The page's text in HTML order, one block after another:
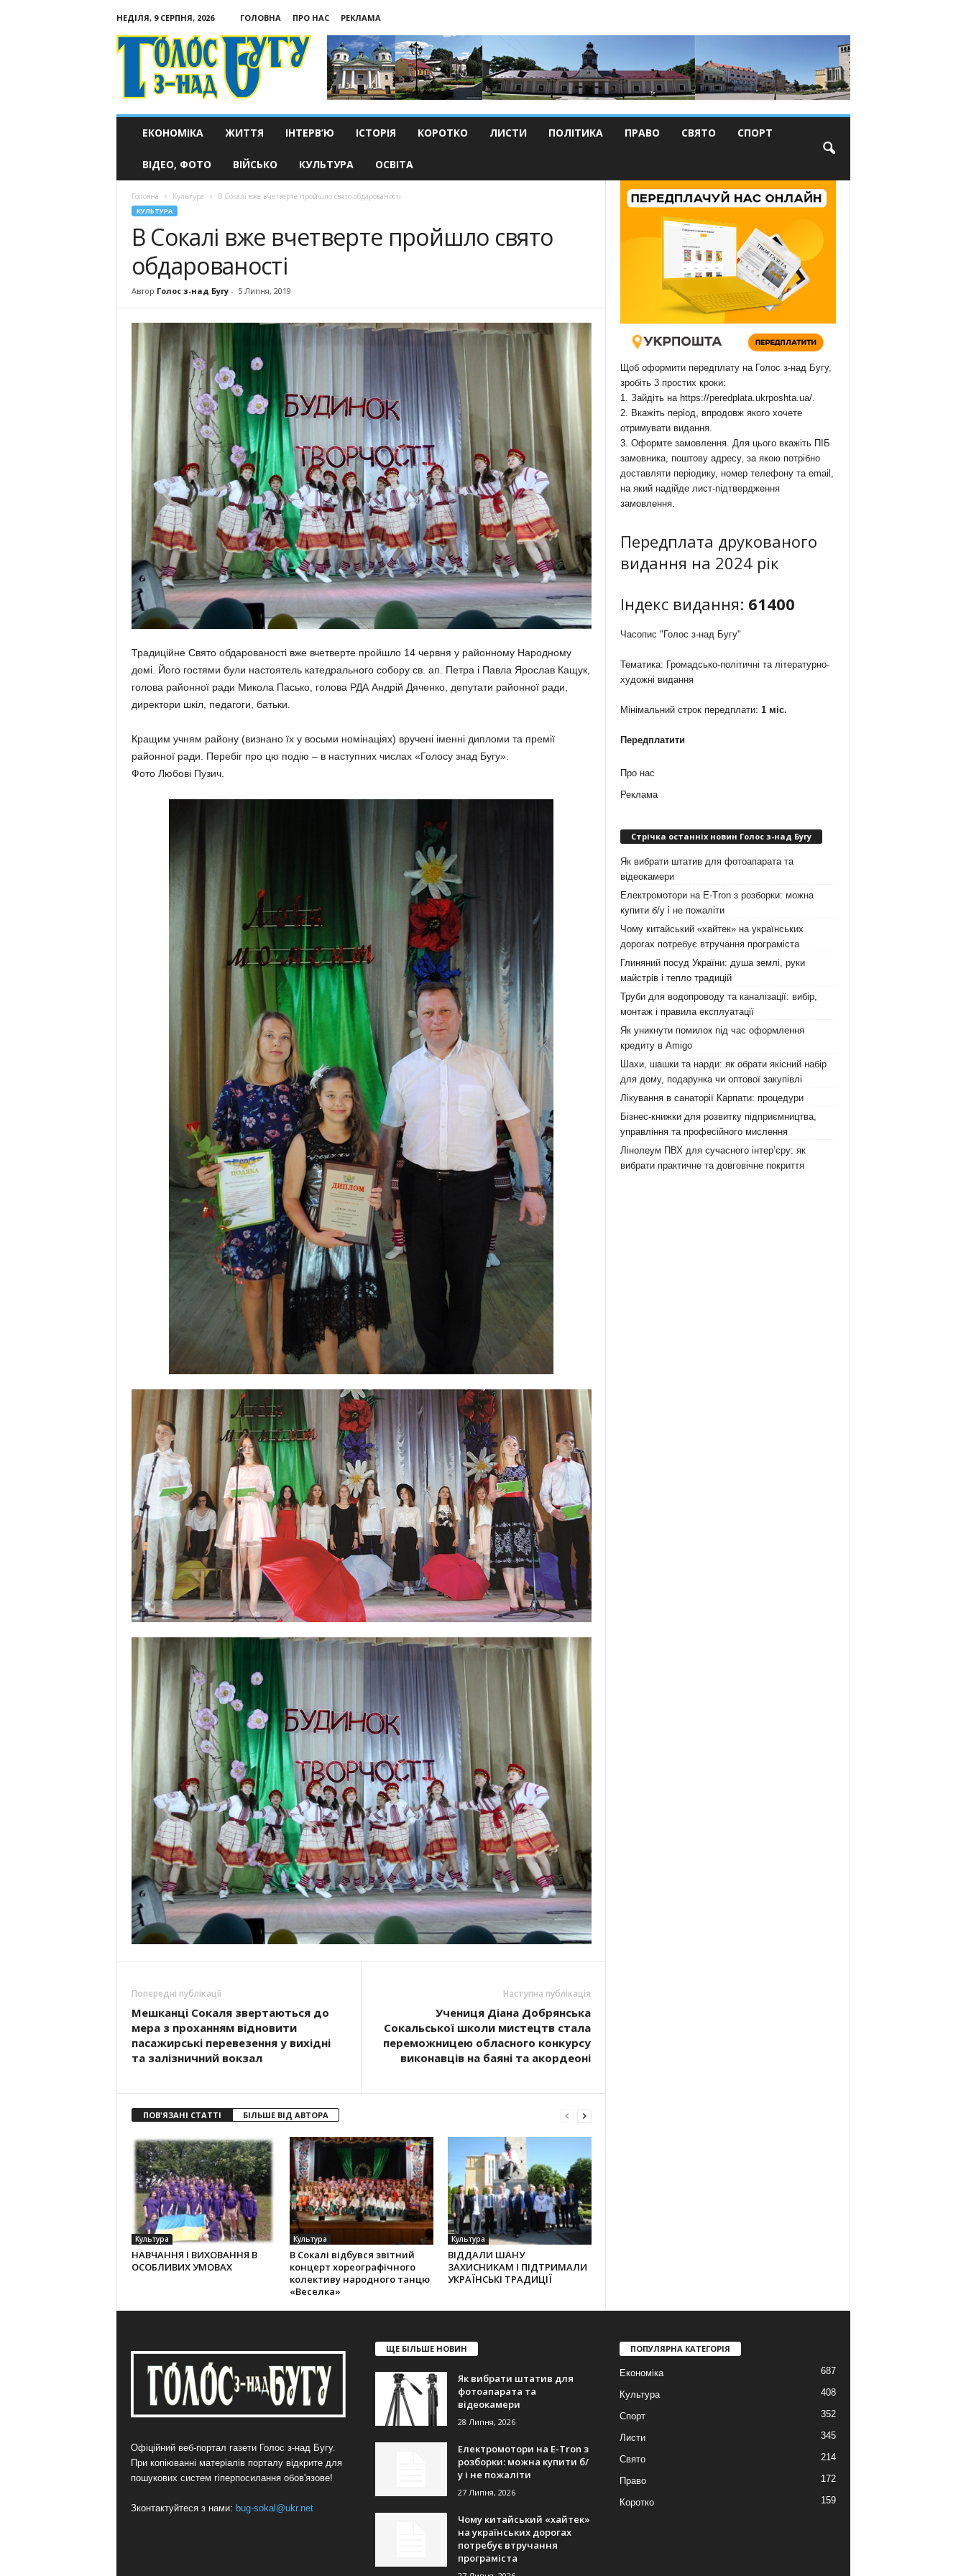
НЕДІЛЯ, 9 СЕРПНЯ, 2026 ГОЛОВНА ПРО НАС
РЕКЛАМА
Голос
з-
ЕКОНОМІКА ЖИТТЯ ІНТЕРВ’Ю ІСТОРІЯ КОРОТКО ЛИСТИ ПОЛІТИКА ПРАВО СВЯТО СПОРТ
ВІДЕО, ФОТО ВІЙСЬКО КУЛЬТУРА ОСВІТА
Головна Культура В Сокалі вже вчетверте пройшло свято обдарованості
КУЛЬТУРА
В Сокалі вже вчетверте пройшло свято
обдарованості
Автор Голос з-над Бугу- 5 Липня, 2019
Традиційне Свято обдарованості вже вчетверте пройшло 14 червня у районному Народному
домі. Його гостями були настоятель катедрального собору св. ап. Петра і Павла Ярослав Кащук,
голова районної ради Микола Пасько, голова РДА Андрій Дяченко, депутати районної ради,
директори шкіл, педагоги, батьки.
Кращим учням району (визнано їх у восьми номінаціях) вручені іменні дипломи та премії
районної ради. Перебіг про цю подію – в наступних числах «Голосу знад Бугу».
Фото Любові Пузич.
Попередні публікації
Мешканці Сокаля звертаються до
мера з проханням відновити
пасажирські перевезення у вихідні
та залізничний вокзал
Наступна публікація
Учениця Діана Добрянська
Сокальської школи мистецтв стала
переможницею обласного конкурсу
виконавців на баяні та акордеоні
ПОВ'ЯЗАНІ СТАТТІ БІЛЬШЕ ВІД АВТОРА
Культура
НАВЧАННЯ І ВИХОВАННЯ В
ОСОБЛИВИХ УМОВАХ
Культура
В Сокалі відбувся звітний
концерт хореографічного
колек­тиву народного танцю
«Веселка»
Культура
ВІДДАЛИ ШАНУ
ЗАХИСНИКАМ І ПІДТРИМАЛИ
УКРАЇНСЬКІ ТРАДИЦІЇ
Щоб оформити передплату на Голос з-над Бугу,
зробіть 3 простих кроки:
1. Зайдіть на https://peredplata.ukrposhta.ua/.
2. Вкажіть період, впродовж якого хочете
отримувати видання.
3. Оформте замовлення. Для цього вкажіть ПІБ
замовника, поштову адресу, за якою потрібно
доставляти періодику, номер телефону та email,
на який надійде лист-підтвердження
замовлення.
Передплата друкованого
видання на 2024 рік
Індекс видання: 61400
Часопис "Голос з-над Бугу"
Тематика: Громадсько-політичні та літературно-
художні видання
Мінімальний строк передплати: 1 міс.
Передплатити
Про нас
Реклама
Стрічка останніх новин Голос з-над Бугу
Як вибрати штатив для фотоапарата та
відеокамери
Електромотори на E-Tron з розборки: можна
купити б/у і не пожаліти
Чому китайський «хайтек» на українських
дорогах потребує втручання програміста
Глиняний посуд України: душа землі, руки
майстрів і тепло традицій
Труби для водопроводу та каналізації: вибір,
монтаж і правила експлуатації
Як уникнути помилок під час оформлення
кредиту в Amigo
Шахи, шашки та нарди: як обрати якісний набір
для дому, подарунка чи оптової закупівлі
Лікування в санаторії Карпати: процедури
Бізнес-книжки для розвитку підприємництва,
управління та професійного мислення
Лінолеум ПВХ для сучасного інтер’єру: як
вибрати практичне та довговічне покриття
Офіційний веб-портал газети Голос з-над Бугу.
При копіюванні матеріалів порталу відкрите для
пошукових систем гіперпосилання обов'язове!
Зконтактуйтеся з нами: bug-sokal@ukr.net
ЩЕ БІЛЬШЕ НОВИН
Як вибрати штатив для
фотоапарата та
відеокамери
28 Липня, 2026
Електромотори на E-Tron з
розборки: можна купити б/
у і не пожаліти
27 Липня, 2026
Чому китайський «хайтек»
на українських дорогах
потребує втручання
програміста
ПОПУЛЯРНА КАТЕГОРІЯ
Економіка 687
Культура 408
Спорт 352
Листи 345
Свято 214
Право 172
Коротко 159